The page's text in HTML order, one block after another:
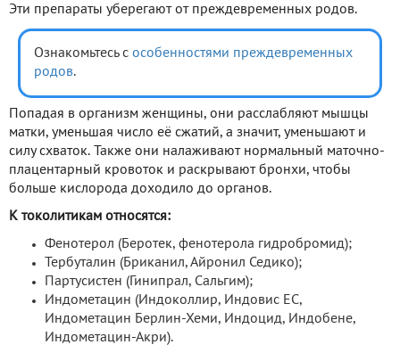
Эти препараты уберегают от преждевременных родов.
Ознакомьтесь с особенностями преждевременных
родов.
Попадая в организм женщины, они расслабляют мышцы
матки, уменьшая число её сжатий, а значит, уменьшают и
силу схваток. Также они налаживают нормальный маточно-
плацентарный кровоток и раскрывают бронхи, чтобы
больше кислорода доходило до органов.
К токолитикам относятся:
Фенотерол (Беротек, фенотерола гидробромид);
Тербуталин (Бриканил, Айронил Седико);
Партусистен (Гинипрал, Сальгим);
Индометацин (Индоколлир, Индовис ЕС,
Индометацин Берлин-Хеми, Индоцид, Индобене,
Индометацин-Акри).